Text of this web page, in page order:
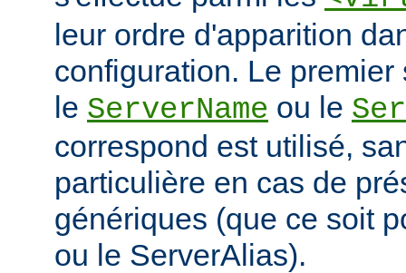
leur ordre d'apparition
configuration. Le
le ServerName ou le
correspond est utilisé,
particulière en cas de
génériques (que ce soit
ou le ServerAlias).